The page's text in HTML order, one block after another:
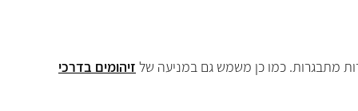
מתבגרות. כמו כן משמש גם במניעה של זיהומים בדרכי